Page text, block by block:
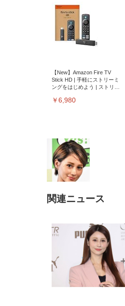
【New】Amazon Fire TV
Stick HD | 手軽にストリーミ
ングをはじめよう | ストリー
￥6,980
上げ式アームレスト コンパク
ト 約105度ロッキング pc 事務
椅子 360度回転 座面昇降 強化
ナイロン樹脂ベース 通気性メ
ッシュ 在宅ワーク H-
WY01(黒網+黒枠+黒足)
EV3240X-WT | 31.5型4K
UHD・USB Type-C・ホワイ
￥105,595
捨て 無香料 ホワイト 300枚
関連ニュース